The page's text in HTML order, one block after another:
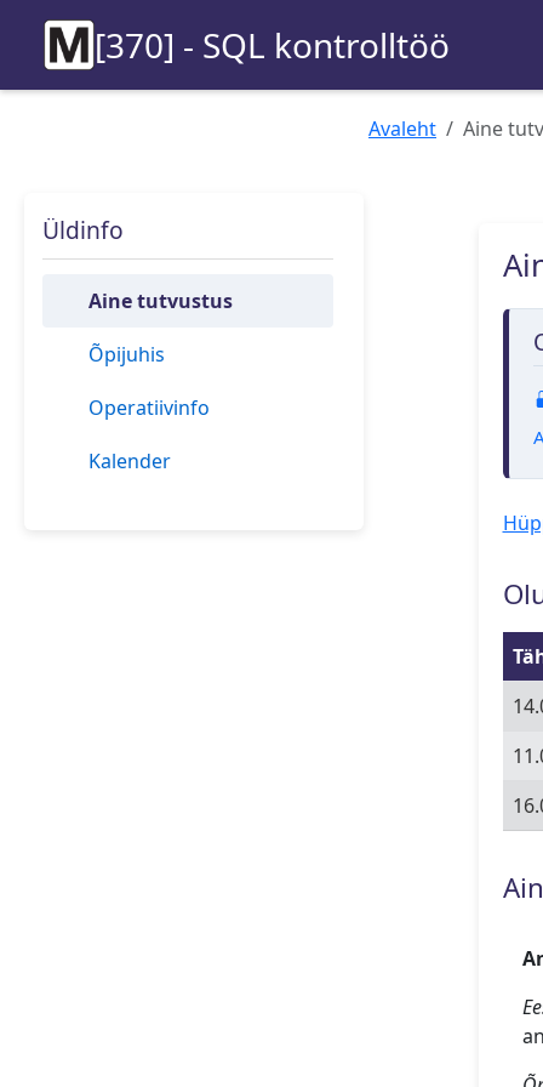
[370] - SQL kontrolltöö
Avaleht Aine
Üldinfo
Aine tutvustus
Õpijuhis
Operatiivinfo
Kalender